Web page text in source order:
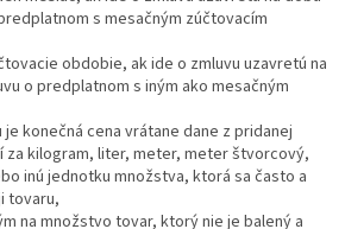
s mesačným zúčtovacím
obdobie, ak ide o zmluvu uzavretú na
o predplatnom s iným ako mesačným
konečná cena vrátane dane z pridanej
za kilogram, liter, meter, meter štvorcový,
inú jednotku množstva, ktorá sa často a
tovaru,
na množstvo tovar, ktorý nie je balený a